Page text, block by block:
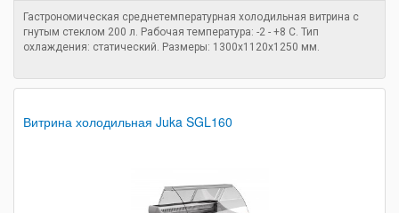
Гастрономическая среднетемпературная холодильная витрина с
гнутым стеклом 200 л. Рабочая температура: -2 - +8 C. Тип
охлаждения: статический. Размеры: 1300х1120х1250 мм.
Витрина холодильная Juka SGL160